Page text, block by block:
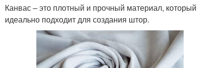
Ткани для тюля
Шторы с рулонными
шторами
Канвас – это плотный и прочный материал, который
идеально подходит для создания штор.